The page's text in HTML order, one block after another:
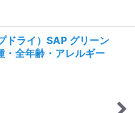
ドライ）SAP グリーン
・全年齢・アレルギー